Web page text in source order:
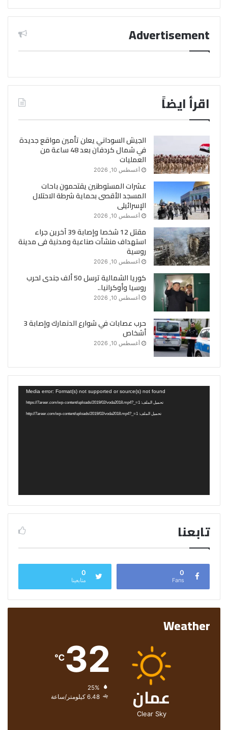
Advertisement
اقرأ ايضاً
الجيش السوداني يعلن تأمين مواقع جديدة
في شمال كردفان بعد 48 ساعة من
العمليات
أغسطس 10, 2026
عشرات المستوطنين يقتحمون باحات
المسجد الأقصى بحماية شرطة الاحتلال
الإسرائيلى
أغسطس 10, 2026
مقتل 12 شخصا وإصابة 39 آخرين جراء
استهداف منشآت صناعية ومدنية فى مدينة
روسية
أغسطس 10, 2026
كوريا الشمالية ترسل 50 ألف جندى لحرب
روسيا وأوكرانيا..
أغسطس 10, 2026
حرب عصابات في شوارع الدنمارك وإصابة 3
أشخاص
أغسطس 10, 2026
Media error: Format(s) not supported or source(s) not found
تحميل الملف: https://7areer.com/wp-content/uploads/2019/02/voda2018.mp4?_=1
تحميل الملف: http://7areer.com/wp-content/uploads/2019/02/voda2018.mp4?_=1
تابعنا
0
Fans
0
متابعينا
Weather
عمان
Clear Sky
32
℃
الرطوبة:
الرياح: